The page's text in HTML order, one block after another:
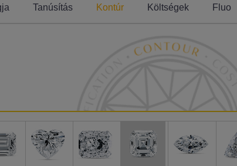
Tanúsítás Kontúr Költségek Fluo